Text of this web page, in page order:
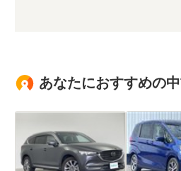
あなたにおすすめの